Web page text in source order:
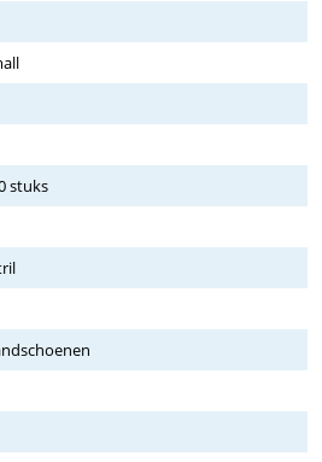
stuks